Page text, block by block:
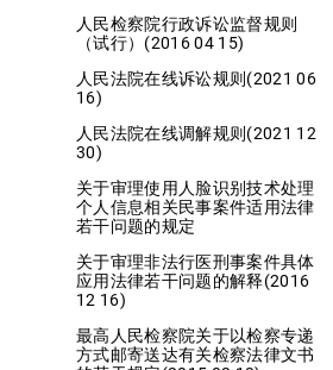
人民检察院行政诉讼监督规则
（试行）(2016 04 15)
人民法院在线诉讼规则(2021 06
16)
人民法院在线调解规则(2021 12
30)
关于审理使用人脸识别技术处理
个人信息相关民事案件适用法律
若干问题的规定
关于审理非法行医刑事案件具体
应用法律若干问题的解释(2016
12 16)
最高人民检察院关于以检察专递
方式邮寄送达有关检察法律文书